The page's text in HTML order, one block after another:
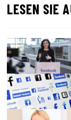
LESEN SIE